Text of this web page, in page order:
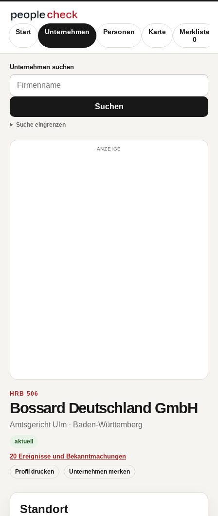
Start Unternehmen Personen Karte
Merkliste
0
Unternehmen suchen
Suchen
Suche eingrenzen
ANZEIGE
HRB 506
Bossard Deutschland GmbH
Amtsgericht Ulm · Baden-Württemberg
aktuell
20 Ereignisse und Bekanntmachungen
Profil drucken Unternehmen merken
Standort